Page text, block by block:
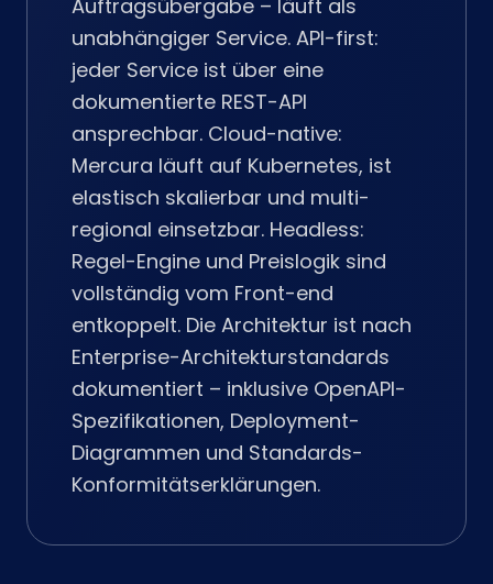
Auftragsübergabe – läuft als
unabhängiger Service. API-first:
jeder Service ist über eine
dokumentierte REST-API
ansprechbar. Cloud-native:
Mercura läuft auf Kubernetes, ist
elastisch skalierbar und multi-
regional einsetzbar. Headless:
Regel-Engine und Preislogik sind
vollständig vom Front-end
entkoppelt. Die Architektur ist nach
Enterprise-Architekturstandards
dokumentiert – inklusive OpenAPI-
Spezifikationen, Deployment-
Diagrammen und Standards-
Konformitätserklärungen.